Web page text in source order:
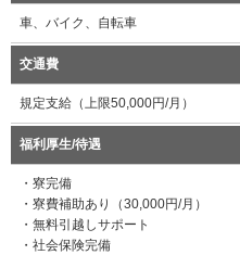
車、バイク、自転車
交通費
規定支給（上限50,000円/月）
福利厚生/待遇
・寮完備
・寮費補助あり（30,000円/月）
・無料引越しサポート
・社会保険完備